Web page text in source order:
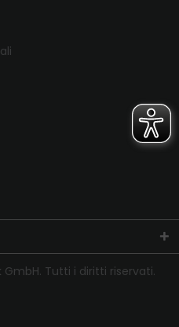
GmbH. Tutti i diritti riservati.